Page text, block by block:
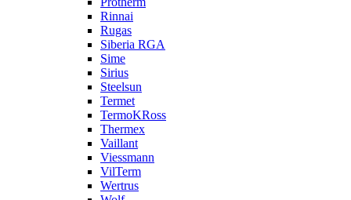
Rinnai
Rugas
Siberia RGA
Sime
Sirius
Steelsun
Termet
TermoKRoss
Thermex
Vaillant
Viessmann
VilTerm
Wertrus